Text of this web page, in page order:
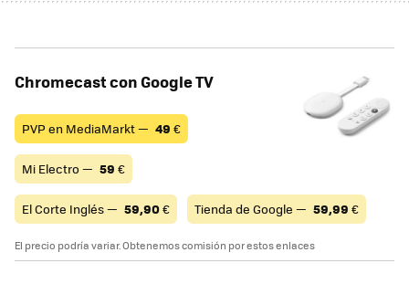
Chromecast con Google TV
PVP en MediaMarkt — 49 €
Mi Electro — 59 €
El Corte Inglés — 59,90€ Tienda de Google — 59,99 €
El precio podría variar. Obtenemos comisión por estos enlaces